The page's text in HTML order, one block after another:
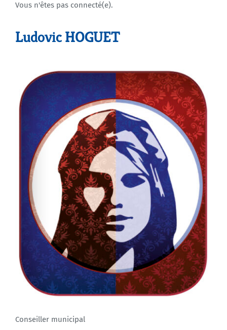
Agenda
Vous n'êtes pas connecté(e).
Ludovic HOGUET
Conseiller municipal